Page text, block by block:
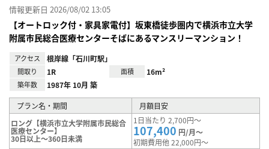
情報更新日 2026/08/02 13:05
【オートロック付・家具家電付】坂東橋徒歩圏内で横浜市立大学
附属市民総合医療センターそばにあるマンスリーマンション！
アクセス 根岸線「石川町駅」
間取り 1R 面積 16m²
築年数 1987年 10月 築
プラン名・期間
月額目安
ロング【横浜市立大学附属市民総合
医療センター】
30日以上～360日未満
1日当たり 2,700円～
107,400 円/月～
初期費用他 22,000円～